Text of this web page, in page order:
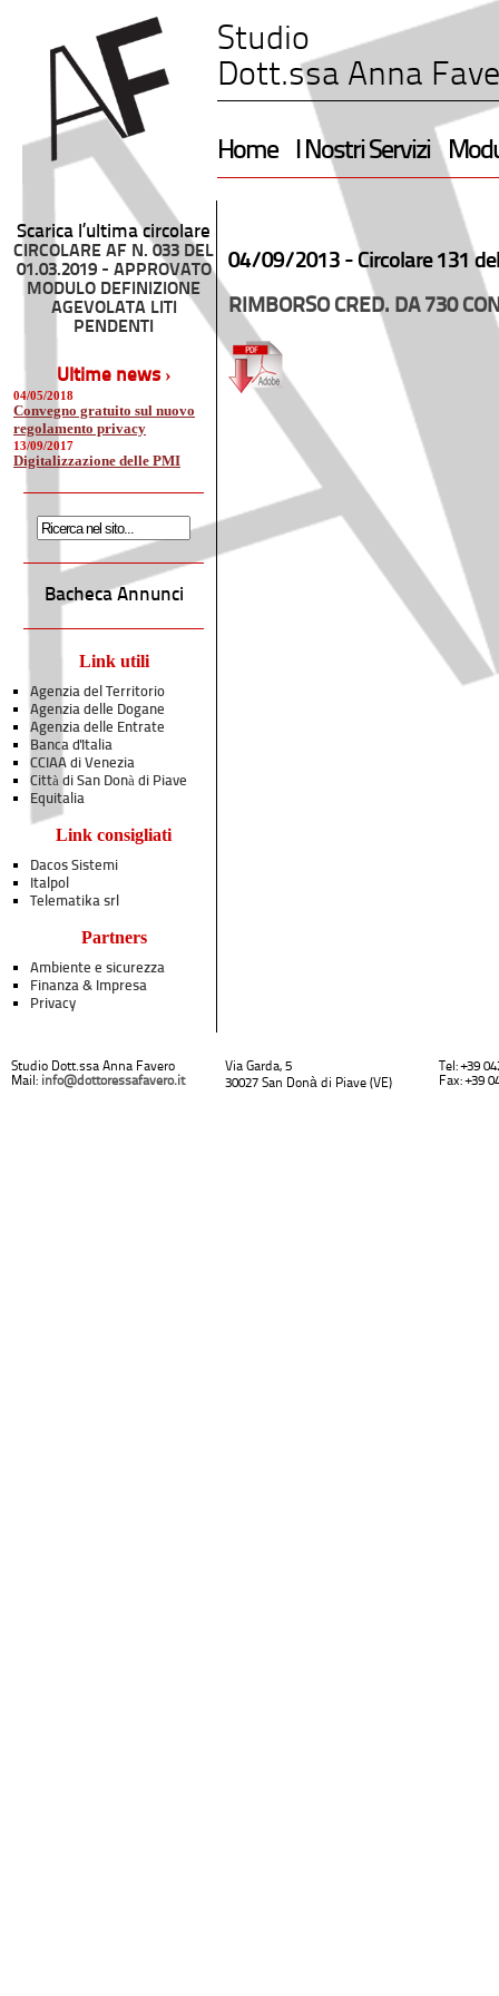
Studio
Dott.ssa Anna
Home I Nostri Servizi
Scarica l’ultima circolare
CIRCOLARE AF N. 033 DEL
01.03.2019 - APPROVATO
MODULO DEFINIZIONE
AGEVOLATA LITI
PENDENTI
Ultime news ›
04/05/2018
Convegno gratuito sul nuovo
regolamento privacy
13/09/2017
Digitalizzazione delle PMI
Bacheca Annunci
Link utili
Agenzia del Territorio
Agenzia delle Dogane
Agenzia delle Entrate
Banca d'Italia
CCIAA di Venezia
Città di San Donà di Piave
Equitalia
Link consigliati
Dacos Sistemi
Italpol
Telematika srl
Partners
Ambiente e sicurezza
Finanza & Impresa
Privacy
04/09/2013 - Circolare 131
RIMBORSO CRED. DA 730
Studio Dott.ssa Anna Favero
Mail: info@dottoressafavero.it
Via Garda, 5
30027 San Donà di Piave (VE)
Tel: +39
Fax: +39